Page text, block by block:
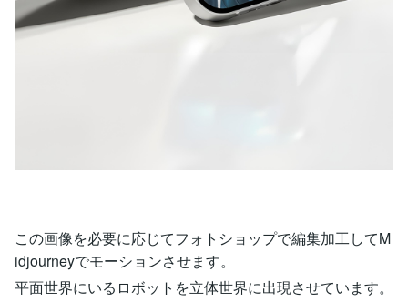
この画像を必要に応じてフォトショップで編集加工してM
idjourneyでモーションさせます。
平面世界にいるロボットを立体世界に出現させています。